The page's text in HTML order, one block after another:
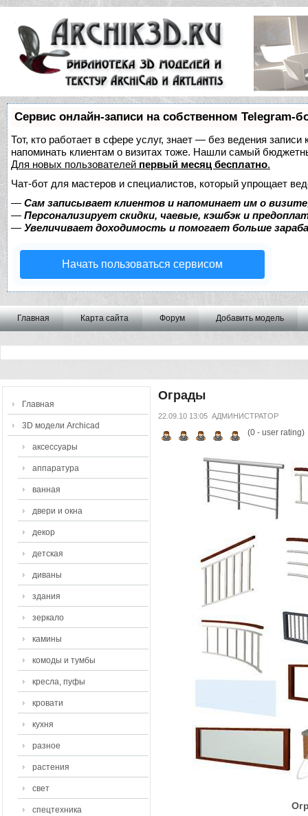
Сервис онлайн-записи на собственном Telegram-
Тот, кто работает в сфере услуг, знает — без ведения
напоминать клиентам о визитах тоже. Нашли самый
Для новых пользователей первый месяц бесплатно.
Чат-бот для мастеров и специалистов, который упрощает
— Сам записывает клиентов и напоминает им о
— Персонализирует скидки, чаевые, кэшбэк и
— Увеличивает доходимость и помогает больше
Начать пользоваться сервисом
Главная Карта сайта Форум Добавить модель
Главная
3D модели Archicad
аксессуары
аппаратура
ванная
двери и окна
декор
детская
диваны
здания
зеркало
камины
комоды и тумбы
кресла, пуфы
кровати
кухня
разное
растения
свет
спецтехника
Ограды
22.09.10 13:05 АДМИНИСТРАТОР
(0- user rating)